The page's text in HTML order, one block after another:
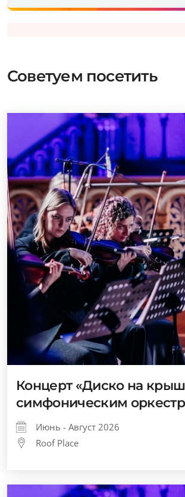
Советуем посетить
Концерт «Диско на
симфоническим
Июнь - Август 2026
Roof Place